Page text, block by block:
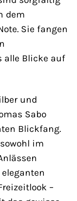
dem
Sie fangen
alle Blicke auf
und
Sabo
Blickfang.
im
–